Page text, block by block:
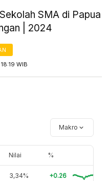
SMA di Papua
| 2024
WIB
Makro
Nilai %
3,34% +0.26